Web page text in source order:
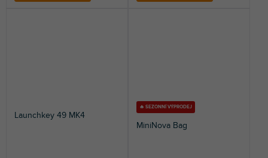
Launchkey 49 MK4
🔥 SEZONNÍ VÝPRODEJ
MiniNova Bag